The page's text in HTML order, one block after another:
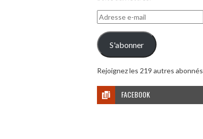
Adresse
e-
mail
S'abonner
Rejoignez les 219 autres abonnés
FACEBOOK